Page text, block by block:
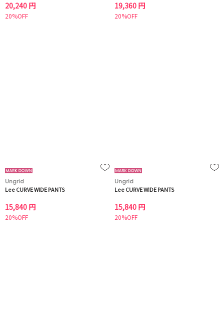
20,240 円
20%OFF
19,360 円
20%OFF
Ungrid
Lee CURVE WIDE PANTS
15,840 円
20%OFF
Ungrid
Lee CURVE WIDE PANTS
15,840 円
20%OFF